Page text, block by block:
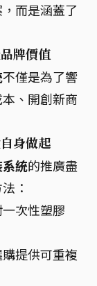
而是涵蓋了
牌價值
不僅是為了響
、開創新商
身做起
統的推廣盡
：
次性塑膠
提供可重複